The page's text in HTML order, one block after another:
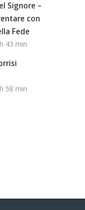
Signore –
con
Fede
43 min
58 min